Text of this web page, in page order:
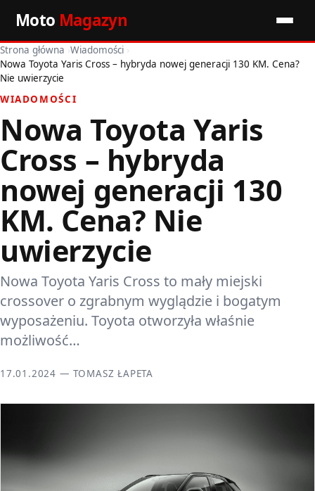
Moto Magazyn
Start
Wiadomości
Premiery
Porady motoryzacyjne
Pozostałe artykuły
Strona główna ›Wiadomości ›
Nowa Toyota Yaris Cross – hybryda nowej generacji 130 KM. Cena?
Nie uwierzycie
WIADOMOŚCI
Nowa Toyota Yaris
Cross – hybryda
nowej generacji 130
KM. Cena? Nie
uwierzycie
Nowa Toyota Yaris Cross to mały miejski
crossover o zgrabnym wyglądzie i bogatym
wyposażeniu. Toyota otworzyła właśnie
możliwość…
17.01.2024 — TOMASZ ŁAPETA